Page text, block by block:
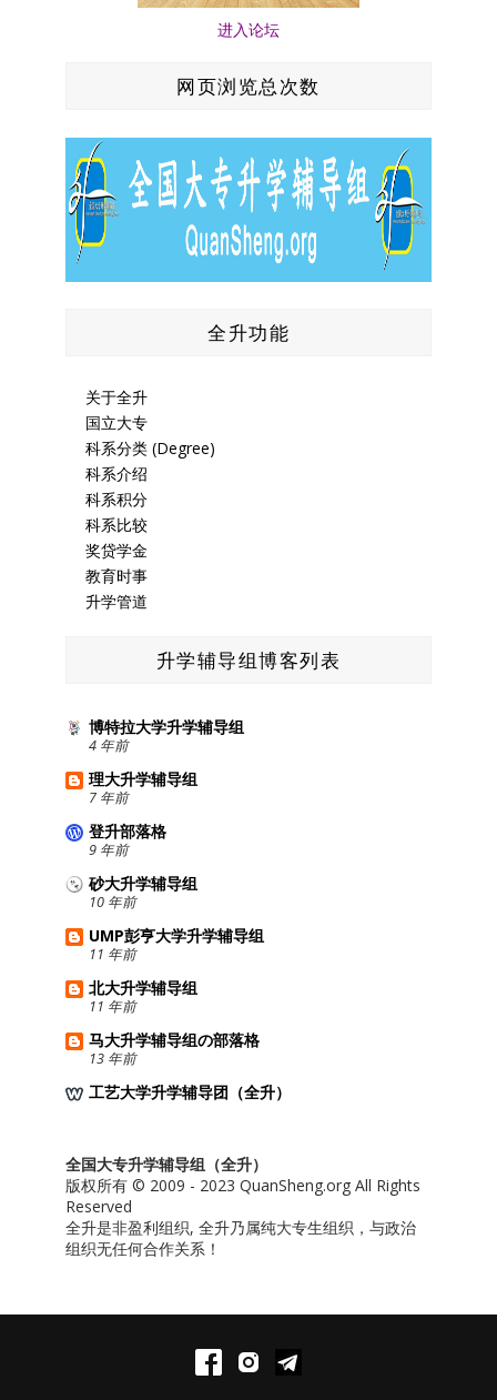
进入论坛
网页浏览总次数
全升功能
关于全升
国立大专
科系分类 (Degree)
科系介绍
科系积分
科系比较
奖贷学金
教育时事
升学管道
升学辅导组博客列表
博特拉大学升学辅导组
4 年前
理大升学辅导组
7 年前
登升部落格
9 年前
砂大升学辅导组
10 年前
UMP彭亨大学升学辅导组
11 年前
北大升学辅导组
11 年前
马大升学辅导组の部落格
13 年前
工艺大学升学辅导团（全升）
全国大专升学辅导组（全升）
版权所有 © 2009 - 2023 QuanSheng.org All Rights
Reserved
全升是非盈利组织, 全升乃属纯大专生组织，与政治
组织无任何合作关系！